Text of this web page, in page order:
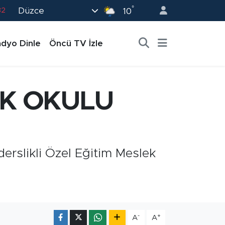
Düzce 10°
Dinle Öncü TV İzle
OKULU
Özel Eğitim Meslek
A- A+